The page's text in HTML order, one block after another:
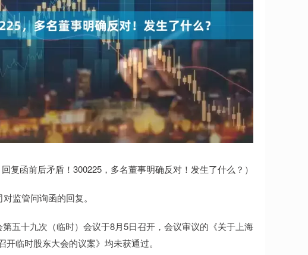
回复函前后矛盾！300225，多名董事明确反对！发生了什么？）
监管问询函的回复。
五十九次（临时）会议于8月5日召开，会议审议的《关于上海
临时股东大会的议案》均未获通过。